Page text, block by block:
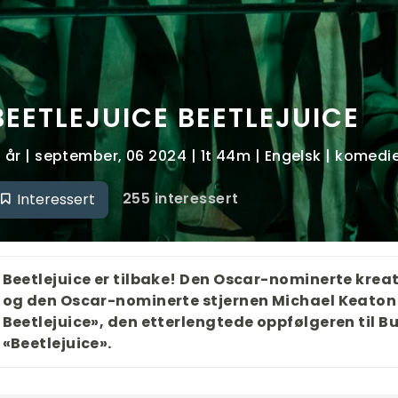
BEETLEJUICE
år | september, 06 2024 | 1t 44m | Engelsk |
Interessert 255 interessert
Beetlejuice er tilbake! Den Oscar-nominerte
og den Oscar-nominerte stjernen Michael
Beetlejuice», den etterlengtede oppfølgeren til
«Beetlejuice».